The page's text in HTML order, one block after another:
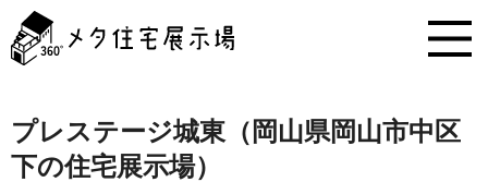
タ
住
示プレステージ城東（岡山県岡山市中区
下の住宅展示場）